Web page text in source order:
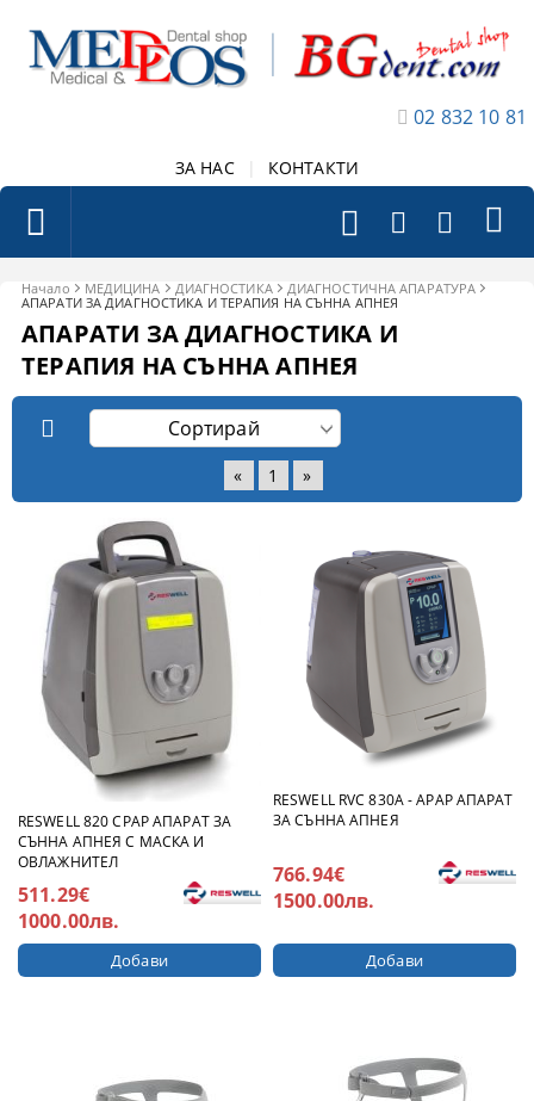
02 832 10 81
ЗА НАС КОНТАКТИ
Начало МЕДИЦИНА ДИАГНОСТИКА
ДИАГНОСТИЧНА АПАРАТУРА
АПАРАТИ ЗА ДИАГНОСТИКА И ТЕРАПИЯ НА СЪННА АПНЕЯ
АПАРАТИ ЗА ДИАГНОСТИКА И
ТЕРАПИЯ НА СЪННА АПНЕЯ
« 1 »
RESWELL 820 CPAP АПАРАТ ЗА
СЪННА АПНЕЯ С МАСКА И
ОВЛАЖНИТЕЛ
511.29€
1000.00лв.
RESWELL RVC 830A - APAP АПАРАТ
ЗА СЪННА АПНЕЯ
766.94€
1500.00лв.